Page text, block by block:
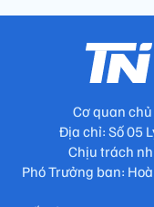
Cơ quan
Địa chỉ: Số 05
Chịu trách
Phó Trưởng ban: